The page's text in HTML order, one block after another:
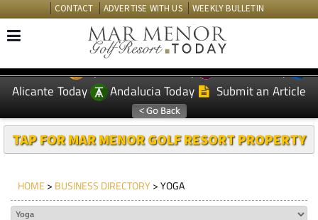
CONTACT ADVERTISE WITH US WEEKLY BULLETIN
EDITIONS: Spanish News Today
Murcia Today
Alicante Today
Andalucia Today Submit an Article
TAP FOR MAR MENOR GOLF RESORT PROPERTY
HOME > BUSINESS DIRECTORY> YOGA